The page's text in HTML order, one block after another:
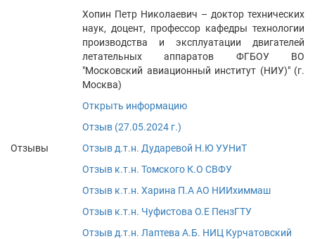
Хопин Петр Николаевич – доктор технических
наук, доцент, профессор кафедры технологии
производства и эксплуатации двигателей
летательных аппаратов ФГБОУ ВО
"Московский авиационный институт (НИУ)" (г.
Москва)
Открыть информацию
Отзыв (27.05.2024 г.)
Отзывы
Отзыв д.т.н. Дударевой Н.Ю УУНиТ
Отзыв к.т.н. Томского К.О СВФУ
Отзыв к.т.н. Харина П.А АО НИИхиммаш
Отзыв к.т.н. Чуфистова О.Е ПензГТУ
Отзыв д.т.н. Лаптева А.Б. НИЦ Курчатовский